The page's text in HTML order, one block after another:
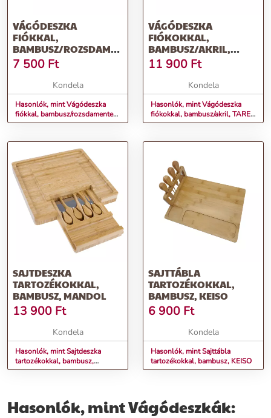
VÁGÓDESZKA
FIÓKKAL,
BAMBUSZ/ROZSDAMENTES
ACÉL, TAREK TYP 1
7 500 Ft
Kondela
Hasonlók, mint Vágódeszka
fiókkal, bambusz/rozsdamentes
acél, TAREK TYP 1
VÁGÓDESZKA
FIÓKOKKAL,
BAMBUSZ/AKRIL,
TAREK TYP 2
11 900 Ft
Kondela
Hasonlók, mint Vágódeszka
fiókokkal, bambusz/akril, TAREK
TYP 2
SAJTDESZKA
TARTOZÉKOKKAL,
BAMBUSZ, MANDOL
13 900 Ft
Kondela
Hasonlók, mint Sajtdeszka
tartozékokkal, bambusz,
MANDOL
SAJTTÁBLA
TARTOZÉKOKKAL,
BAMBUSZ, KEISO
6 900 Ft
Kondela
Hasonlók, mint Sajttábla
tartozékokkal, bambusz, KEISO
Hasonlók, mint Vágódeszkák: